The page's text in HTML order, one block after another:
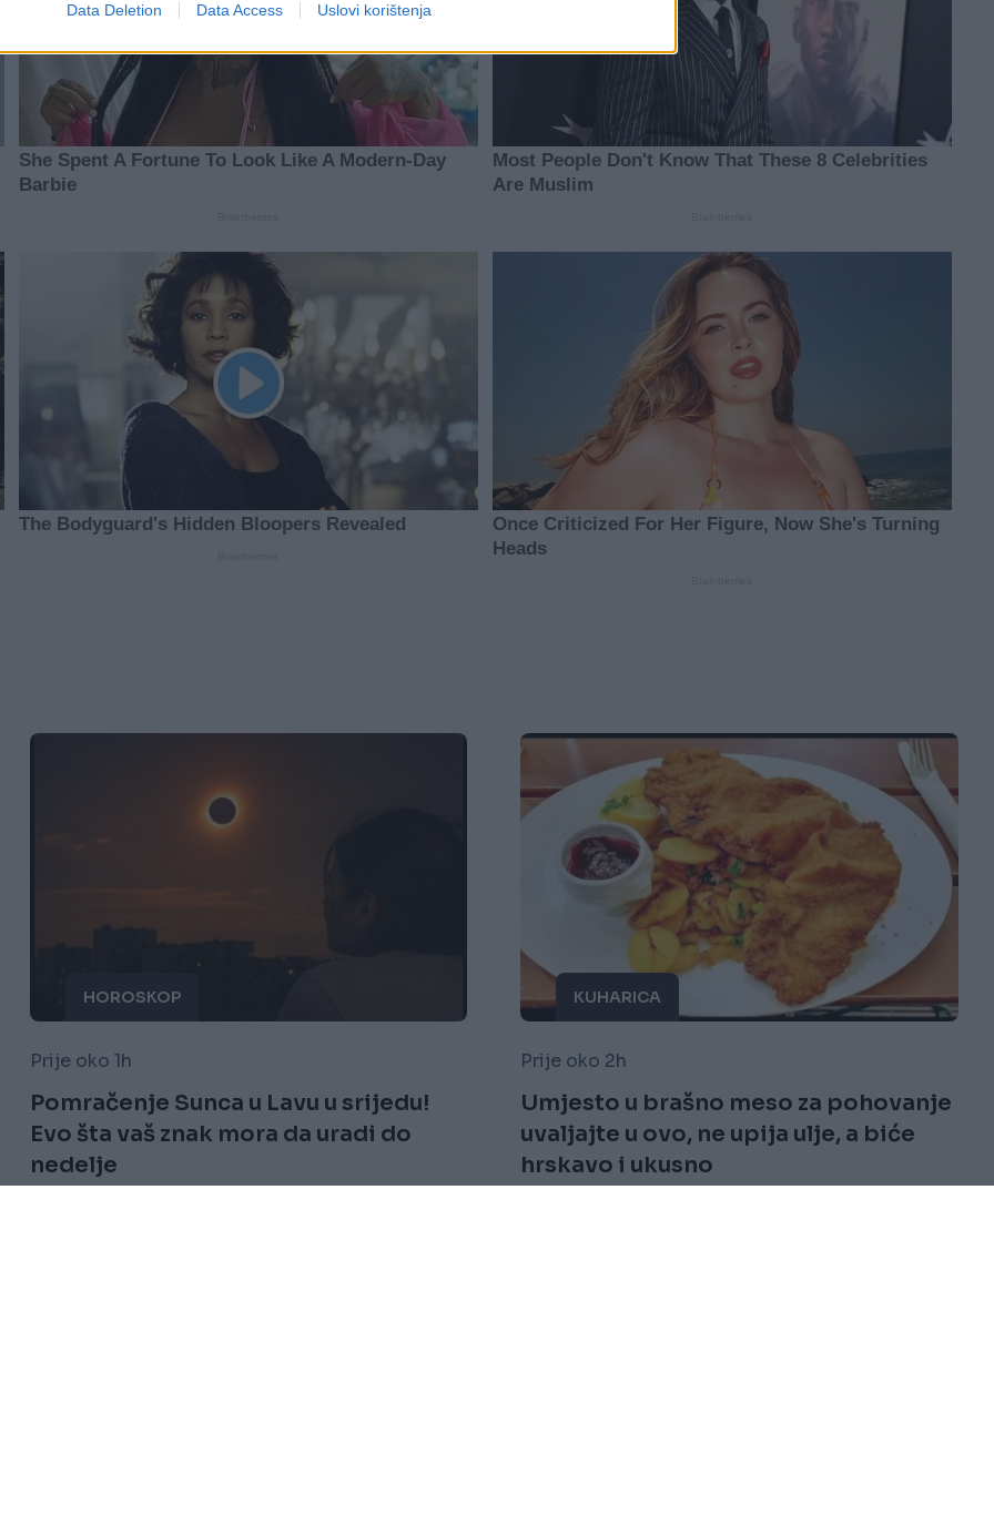
Data Deletion Data Access Uslovi korištenja
HOROSKOP
Prije oko 1h
Pomračenje Sunca u Lavu u srijedu!
Evo šta vaš znak mora da uradi do
nedelje
KUHARICA
Prije oko 2h
Umjesto u brašno meso za pohovanje
uvaljajte u ovo, ne upija ulje, a biće
hrskavo i ukusno